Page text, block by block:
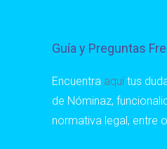
Guía y Preguntas
Encuentra aquí tus
de Nóminaz,
normativa legal, entre